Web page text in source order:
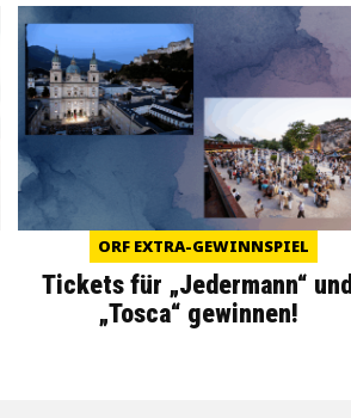
ORF EXTRA-GEWINNSPIEL
Tickets für „Jedermann“ und
„Tosca“ gewinnen!